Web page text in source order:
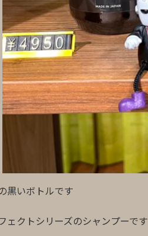
黒いボトルです
ェクトシリーズのシャンプーです